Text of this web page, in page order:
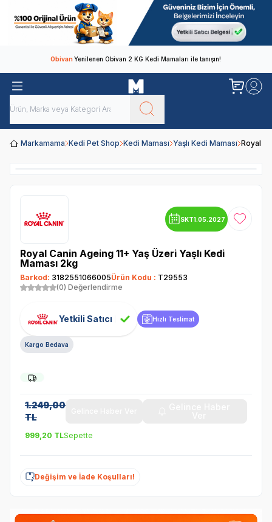
ObivanYenilenen Obivan 2 KG Kedi Mamaları ile tanışın!
Markamama Kedi Pet Shop Kedi Maması Yaşlı Kedi Maması Royal
SKT1.05.2027 Favoriye
Royal Canin Ageing 11+ Yaş Üzeri Yaşlı Kedi
Maması 2kg
Barkod: 3182551066005Ürün Kodu : T29553
(0) Değerlendirme
Yetkili Satıcı Hızlı Teslimat
Kargo Bedava
1.249,00
TL
999,20 TLSepette
Değişim ve İade Koşulları!